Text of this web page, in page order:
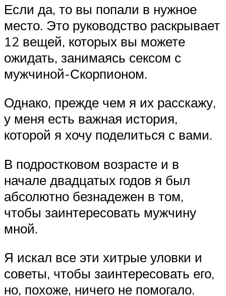
Если да, то вы попали в нужное
место. Это руководство раскрывает
12 вещей, которых вы можете
ожидать, занимаясь сексом с
мужчиной-Скорпионом.
Однако, прежде чем я их расскажу,
у меня есть важная история,
которой я хочу поделиться с вами.
В подростковом возрасте и в
начале двадцатых годов я был
абсолютно безнадежен в том,
чтобы заинтересовать мужчину
мной.
Я искал все эти хитрые уловки и
советы, чтобы заинтересовать его,
но, похоже, ничего не помогало.